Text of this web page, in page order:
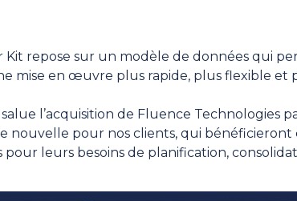
Kit repose sur un modèle de données qui
mise en œuvre plus rapide, plus flexible et
l’acquisition de Fluence Technologies
pour nos clients, qui bénéficieront
leurs besoins de planification,